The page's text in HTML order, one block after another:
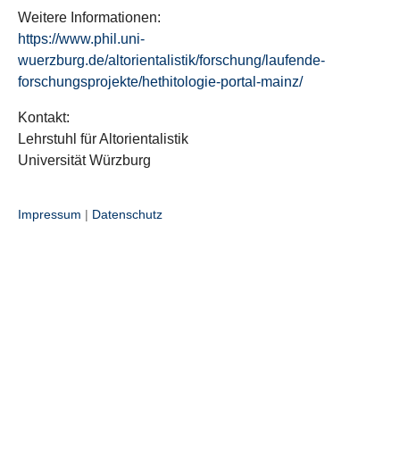
Weitere Informationen:
https://www.phil.uni-
wuerzburg.de/altorientalistik/forschung/laufende-
forschungsprojekte/hethitologie-portal-mainz/
Kontakt:
Lehrstuhl für Altorientalistik
Universität Würzburg
Impressum | Datenschutz